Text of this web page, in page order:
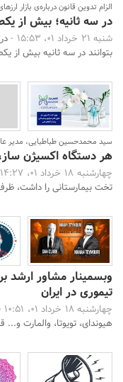
الزام تدوین قانون درباره‌ی بازار
در سه ثانیه؛ بیش از
شنبه 21 خرداد 01، 15:53 -
بتوانند در سه ثانیه بیش از
سید محمدحسین طباطبایی،
هر دستگاه اکسیژن
چهارشنبه 18 خرداد 01، 14:27 -
تخت بیمارستانی را داشت،
وبسمینار مشاور ارشد
تیموری در ایران
چهارشنبه 18 خرداد 01، 10:51 -
هیوندای، تویوتا، والمارت